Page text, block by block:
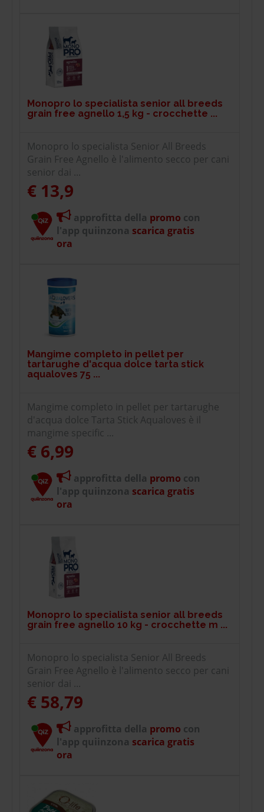
Monopro lo specialista senior all breeds
grain free agnello 1,5 kg - crocchette ...
Monopro lo specialista Senior All Breeds
Grain Free Agnello è l'alimento secco per cani
senior dai ...
€ 13,9
approfitta della promo con
l'app quiinzona scarica gratis
ora
Mangime completo in pellet per
tartarughe d'acqua dolce tarta stick
aqualoves 75 ...
Mangime completo in pellet per tartarughe
d'acqua dolce Tarta Stick Aqualoves è il
mangime specific ...
€ 6,99
approfitta della promo con
l'app quiinzona scarica gratis
ora
Monopro lo specialista senior all breeds
grain free agnello 10 kg - crocchette m ...
Monopro lo specialista Senior All Breeds
Grain Free Agnello è l'alimento secco per cani
senior dai ...
€ 58,79
approfitta della promo con
l'app quiinzona scarica gratis
ora